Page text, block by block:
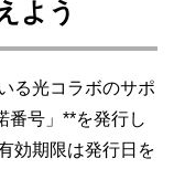
よう
る光コラボのサポ
番号」**を発行し
効期限は発行日を